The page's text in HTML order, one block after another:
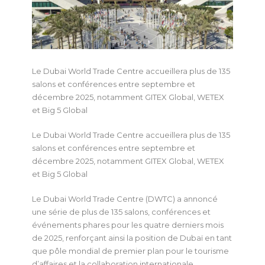
Le Dubai World Trade Centre accueillera plus de 135
salons et conférences entre septembre et
décembre 2025, notamment GITEX Global, WETEX
et Big 5 Global
Le Dubai World Trade Centre accueillera plus de 135
salons et conférences entre septembre et
décembre 2025, notamment GITEX Global, WETEX
et Big 5 Global
Le Dubai World Trade Centre (DWTC) a annoncé
une série de plus de 135 salons, conférences et
événements phares pour les quatre derniers mois
de 2025, renforçant ainsi la position de Dubaï en tant
que pôle mondial de premier plan pour le tourisme